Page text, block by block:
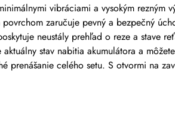
vibráciami a vysokým rezným
zaručuje pevný a bezpečný
neustály prehľad o reze a stave
stav nabitia akumulátora a
prenášanie celého setu. S otvormi na